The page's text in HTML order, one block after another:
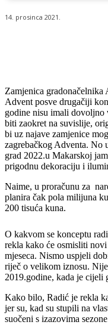
14. prosinca 2021.
Zamjenica
Advent posve drugačiji
godine nisu imali dovoljno
biti zaokret na suvislije,
bi uz najave zamjenice
zagrebačkog Adventa. No
grad 2022.u Makarskoj
prigodnu dekoraciju i
Naime, u proračunu za
planira čak pola milijuna
200 tisuća kuna.
O kakvom se konceptu
rekla kako će osmisliti
mjeseca. Nismo uspjeli
riječ o velikom iznosu.
2019.godine, kada je cijeli
Kako bilo, Radić je rekla
jer su, kad su stupili na
suočeni s izazovima